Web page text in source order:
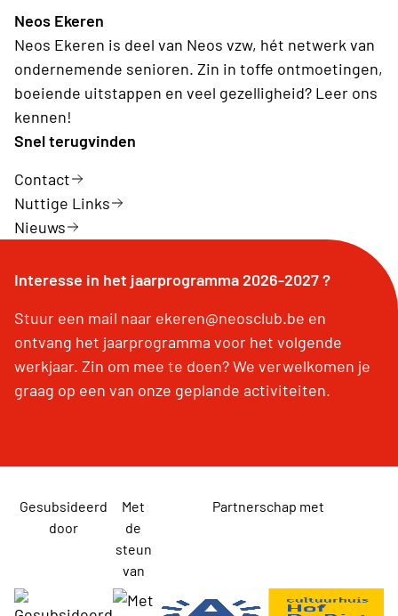
Neos Ekeren
Neos Ekeren is deel van Neos vzw, hét netwerk van
ondernemende senioren. Zin in toffe ontmoetingen,
boeiende uitstappen en veel gezelligheid? Leer ons
kennen!
Snel terugvinden
Contact
Nuttige Links
Nieuws
Interesse in het jaarprogramma 2026-2027 ?
Stuur een mail naar ekeren@neosclub.be en
ontvang het jaarprogramma voor het volgende
werkjaar. Zin om mee te doen? We verwelkomen je
graag op een van onze geplande activiteiten.
Gesubsideerd
door
Met
de
steun
van
Partnerschap met